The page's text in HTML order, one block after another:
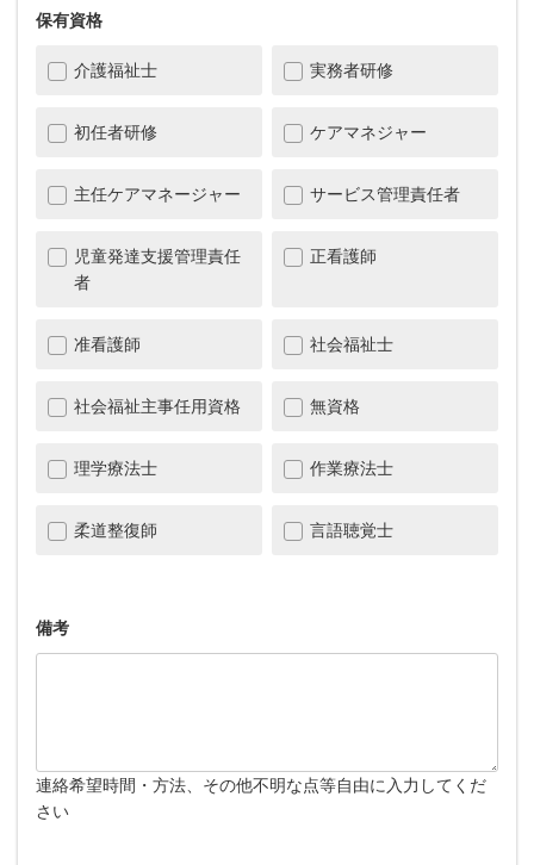
保有資格
介護福祉士 実務者研修
初任者研修 ケアマネジャー
主任ケアマネージャー サービス管理責任者
児童発達支援管理責任
者
正看護師
准看護師 社会福祉士
社会福祉主事任用資格 無資格
理学療法士 作業療法士
柔道整復師 言語聴覚士
備考
連絡希望時間・方法、その他不明な点等自由に入力してくだ
さい